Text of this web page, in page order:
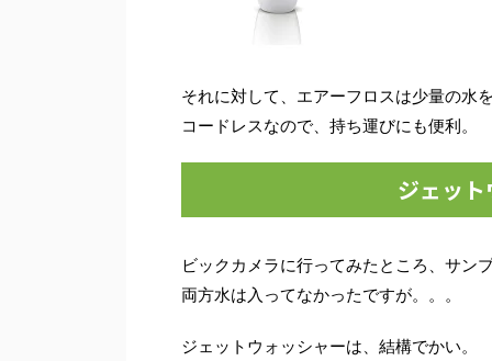
それに対して、エアーフロスは少量の水
コードレスなので、持ち運びにも便利。
ジェッ
ビックカメラに行ってみたところ、サン
両方水は入ってなかったですが。。。
ジェットウォッシャーは、結構でかい。